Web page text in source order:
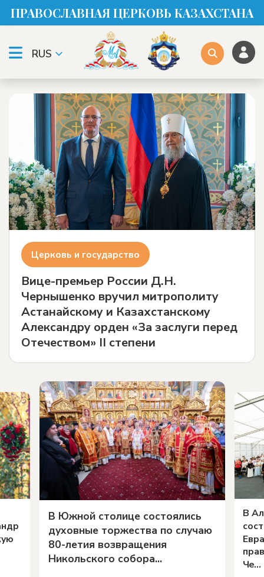
ПРАВОСЛАВНАЯ ЦЕРКОВЬ КАЗАХСТАНА
RUS
Церковь и государство
Вице-премьер России Д.Н.
Чернышенко вручил митрополиту
Астанайскому и Казахстанскому
Александру орден «За заслуги перед
Отечеством» II степени
В Южной столице состоялись
духовные торжества по случаю
80-летия возвращения
Никольского собора...
В
Че...